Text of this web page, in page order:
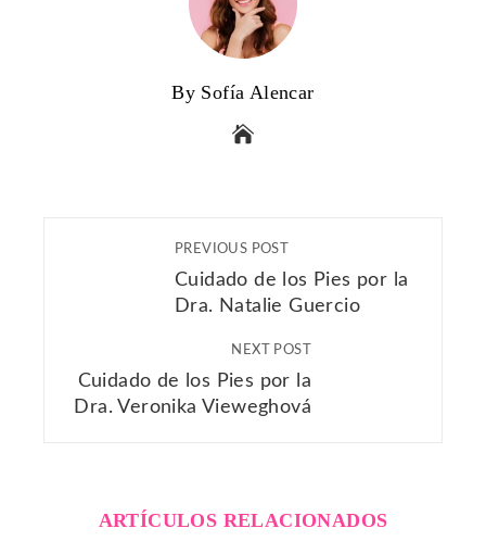
By Sofía Alencar
PREVIOUS POST
Cuidado de los Pies por la
Dra. Natalie Guercio
NEXT POST
Cuidado de los Pies por la
Dra. Veronika Vieweghová
ARTÍCULOS RELACIONADOS